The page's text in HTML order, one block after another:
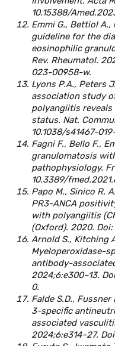
10.15388/
Emmi G., Bettiol A.,
guideline for the
eosinophilic
Rev. Rheumatol.
023-00958-w.
Lyons P.A., Peters
association study
polyangiitis reveals
status. Nat.
10.1038/s41467-
Fagni F., Bello F.,
granulomatosis
pathophysiology.
10.3389/
Papo M., Sinico R.
PR3-ANCA
with polyangiitis
(Oxford). 2020.
Arnold S., Kitching
Myeloperoxidase-
antibody-
2024;6:e300–13.
0.
Falde S.D.,
3-specific
associated
2024;6:e314–27.